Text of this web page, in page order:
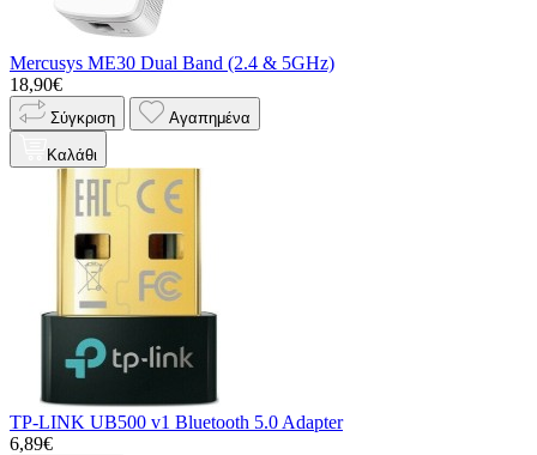
Mercusys ME30 Dual Band (2.4 & 5GHz)
18,90€
Σύγκριση Αγαπημένα
Καλάθι
TP-LINK UB500 v1 Bluetooth 5.0 Adapter
6,89€